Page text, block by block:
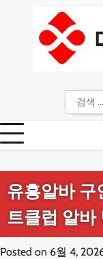
색:
유흥알바 구
트클럽 알바
Posted on 6월 4,